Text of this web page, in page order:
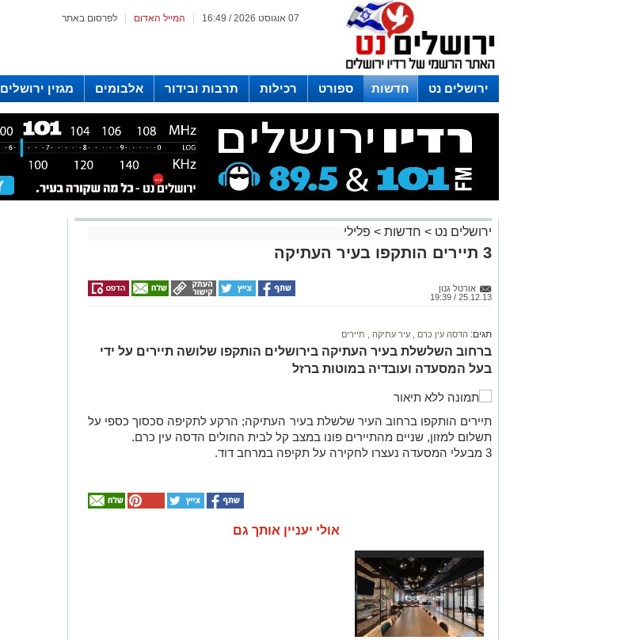
לפרסום באתר המייל האדום 07 אוגוסט 2026 / 16:49
ירושלים נט חדשות ספורט רכילות תרבות ובידור אלבומים מגזין ירושלים
לפרסום ברדיו צרו קשר
לוח שדורים רדיו ירושלים
ירושלים נט > חדשות > פלילי
3 תיירים הותקפו בעיר העתיקה
אורטל גנון
25.12.13 / 19:39
תגים: הדסה עין כרם עיר עתיקה תיירים
ברחוב השלשלת בעיר העתיקה בירושלים הותקפו שלושה תיירים על ידי
בעל המסעדה ועובדיה במוטות ברזל
תיירים הותקפו ברחוב העיר שלשלת בעיר העתיקה; הרקע לתקיפה סכסוך כספי על
תשלום למזון, שניים מהתיירים פונו במצב קל לבית החולים הדסה עין כרם.
3 מבעלי המסעדה נעצרו לחקירה על תקיפה במרחב דוד.
אולי יעניין אותך גם